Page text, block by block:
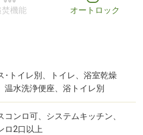
焚機能 オートロック
･トイレ別、トイレ、浴室乾燥
温水洗浄便座、浴トイレ別
コンロ可、システムキッチン、
ロ2口以上